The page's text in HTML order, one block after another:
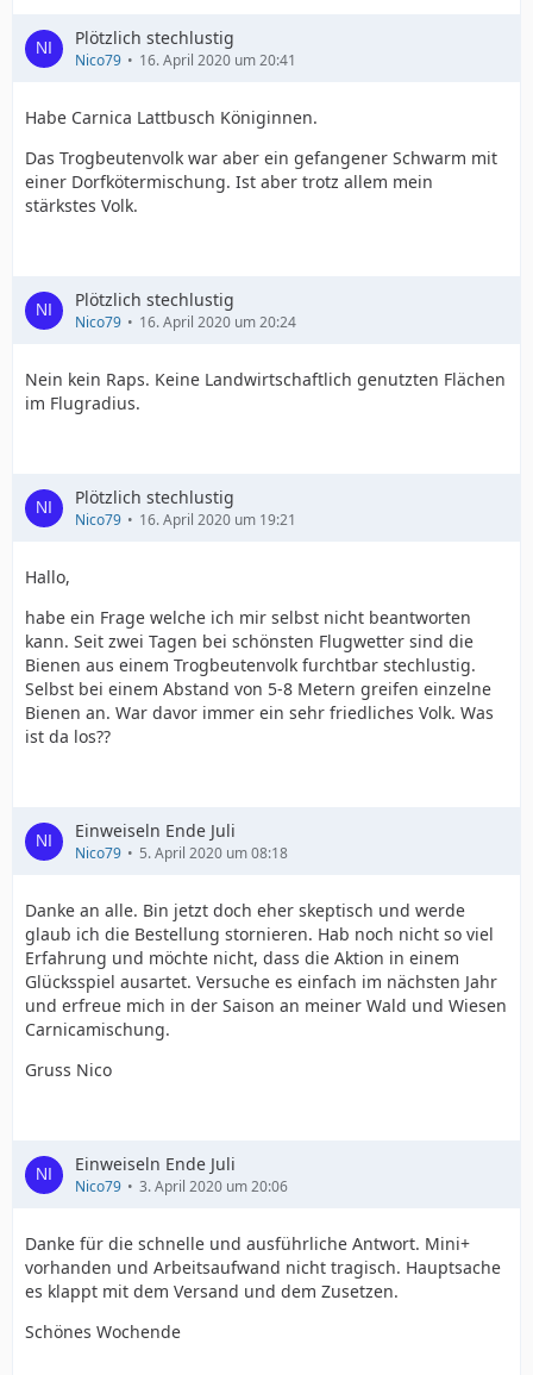
Plötzlich stechlustig
Nico79 16. April 2020 um 20:41
Habe Carnica Lattbusch Königinnen.
Das Trogbeutenvolk war aber ein gefangener Schwarm mit
einer Dorfkötermischung. Ist aber trotz allem mein
stärkstes Volk.
Plötzlich stechlustig
Nico79 16. April 2020 um 20:24
Nein kein Raps. Keine Landwirtschaftlich genutzten Flächen
im Flugradius.
Plötzlich stechlustig
Nico79 16. April 2020 um 19:21
Hallo,
habe ein Frage welche ich mir selbst nicht beantworten
kann. Seit zwei Tagen bei schönsten Flugwetter sind die
Bienen aus einem Trogbeutenvolk furchtbar stechlustig.
Selbst bei einem Abstand von 5-8 Metern greifen einzelne
Bienen an. War davor immer ein sehr friedliches Volk. Was
ist da los??
Einweiseln Ende Juli
Nico79 5. April 2020 um 08:18
Danke an alle. Bin jetzt doch eher skeptisch und werde
glaub ich die Bestellung stornieren. Hab noch nicht so viel
Erfahrung und möchte nicht, dass die Aktion in einem
Glücksspiel ausartet. Versuche es einfach im nächsten Jahr
und erfreue mich in der Saison an meiner Wald und Wiesen
Carnicamischung.
Gruss Nico
Einweiseln Ende Juli
Nico79 3. April 2020 um 20:06
Danke für die schnelle und ausführliche Antwort. Mini+
vorhanden und Arbeitsaufwand nicht tragisch. Hauptsache
es klappt mit dem Versand und dem Zusetzen.
Schönes Wochende